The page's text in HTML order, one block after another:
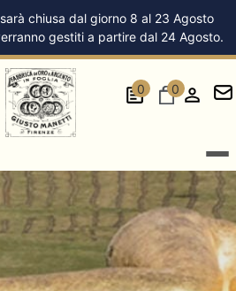
chiusa dal giorno 8 al 23 Agosto
gestiti a partire dal 24 Agosto.
0 0